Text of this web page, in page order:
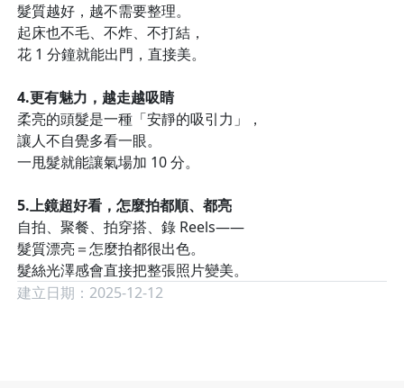
髮質越好，越不需要整理。
起床也不毛、不炸、不打結，
花 1 分鐘就能出門，直接美。
4.更有魅力，越走越吸睛
柔亮的頭髮是一種「安靜的吸引力」，
讓人不自覺多看一眼。
一甩髮就能讓氣場加 10 分。
5.上鏡超好看，怎麼拍都順、都亮
自拍、聚餐、拍穿搭、錄 Reels——
髮質漂亮＝怎麼拍都很出色。
髮絲光澤感會直接把整張照片變美。
建立日期：2025-12-12